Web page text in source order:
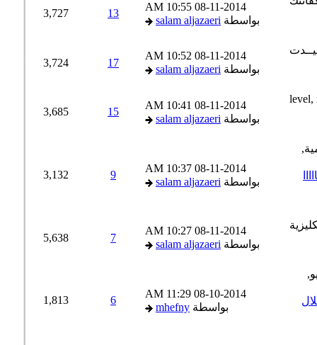
08-11-2014
10:55 AM
بواسطةsalam aljazaeri
13
3,727
08-11-2014
10:52 AM
بواسطةsalam aljazaeri
17
3,724
08-11-2014
10:41 AM
بواسطةsalam aljazaeri
15
3,685
08-11-2014
10:37 AM
بواسطةsalam aljazaeri
3,132
08-11-2014
10:27 AM
بواسطةsalam aljazaeri
5,638
08-10-2014
11:29 AM
بواسطةmhefny
1,813